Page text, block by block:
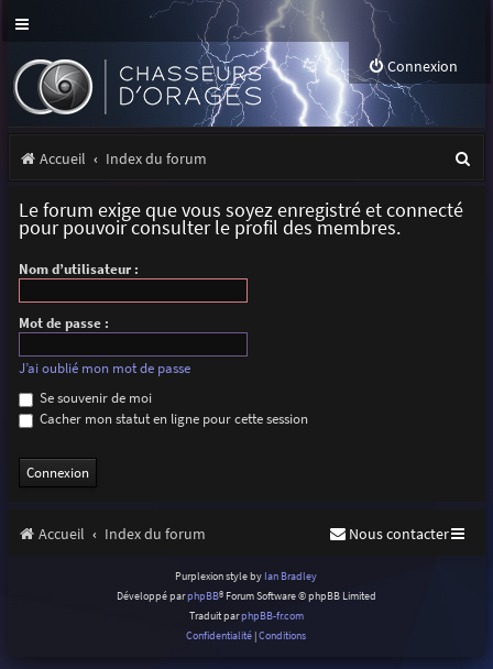
Connexion
Accueil Index du forum
Le forum exige que vous soyez enregistré et connecté
pour pouvoir consulter le profil des membres.
Nom d’utilisateur :
Mot de passe :
J’ai oublié mon mot de passe
Se souvenir de moi
Cacher mon statut en ligne pour cette session
Accueil Index du forum Nous contacter
Purplexion style by Ian Bradley
Développé parphpBB® Forum Software © phpBB Limited
Traduit parphpBB-fr.com
Confidentialité |Conditions